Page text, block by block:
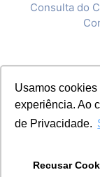
Usamos
experiência. Ao
de Privacidade.
Recusar
Consulta do
CNPJ: 92.238.914/0001-